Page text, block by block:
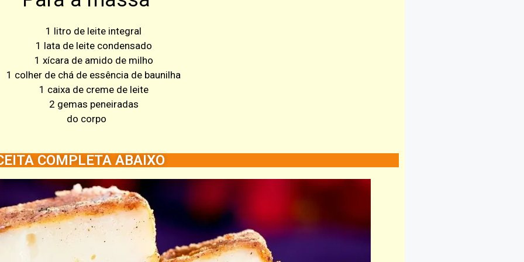
1 litro de leite integral
1 lata de leite condensado
1 xícara de amido de milho
1 colher de chá de essência de baunilha
1 caixa de creme de leite
2 gemas peneiradas
do corpo
COMPLETA ABAIXO